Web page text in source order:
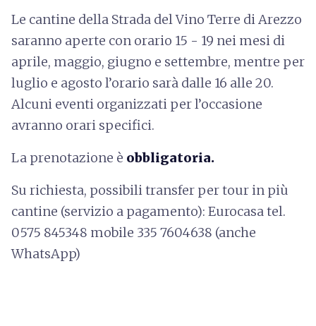
Le cantine della Strada del Vino Terre di Arezzo
saranno aperte con orario 15 - 19 nei mesi di
aprile, maggio, giugno e settembre, mentre per
luglio e agosto l’orario sarà dalle 16 alle 20.
Alcuni eventi organizzati per l’occasione
avranno orari specifici.
La prenotazione è obbligatoria.
Su richiesta, possibili transfer per tour in più
cantine (servizio a pagamento): Eurocasa tel.
0575 845348 mobile 335 7604638 (anche
WhatsApp)